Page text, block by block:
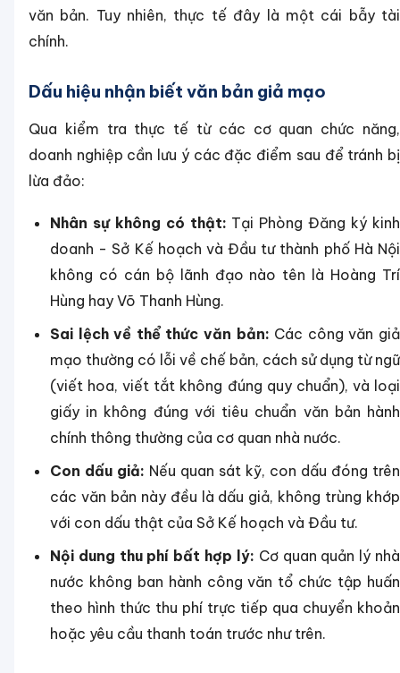
văn bản. Tuy nhiên, thực tế đây là một cái bẫy tài
chính.
Dấu hiệu nhận biết văn bản giả mạo
Qua kiểm tra thực tế từ các cơ quan chức năng,
doanh nghiệp cần lưu ý các đặc điểm sau để tránh bị
lừa đảo:
Nhân sự không có thật: Tại Phòng Đăng ký kinh
doanh - Sở Kế hoạch và Đầu tư thành phố Hà Nội
không có cán bộ lãnh đạo nào tên là Hoàng Trí
Hùng hay Võ Thanh Hùng.
Sai lệch về thể thức văn bản: Các công văn giả
mạo thường có lỗi về chế bản, cách sử dụng từ ngữ
(viết hoa, viết tắt không đúng quy chuẩn), và loại
giấy in không đúng với tiêu chuẩn văn bản hành
chính thông thường của cơ quan nhà nước.
Con dấu giả: Nếu quan sát kỹ, con dấu đóng trên
các văn bản này đều là dấu giả, không trùng khớp
với con dấu thật của Sở Kế hoạch và Đầu tư.
Nội dung thu phí bất hợp lý: Cơ quan quản lý nhà
nước không ban hành công văn tổ chức tập huấn
theo hình thức thu phí trực tiếp qua chuyển khoản
hoặc yêu cầu thanh toán trước như trên.